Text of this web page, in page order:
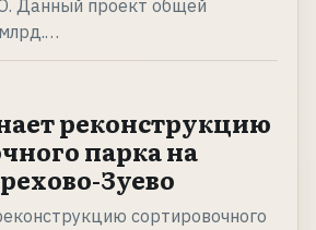
Данный проект общей
реконструкцию
парка на
Зуево
сортировочного